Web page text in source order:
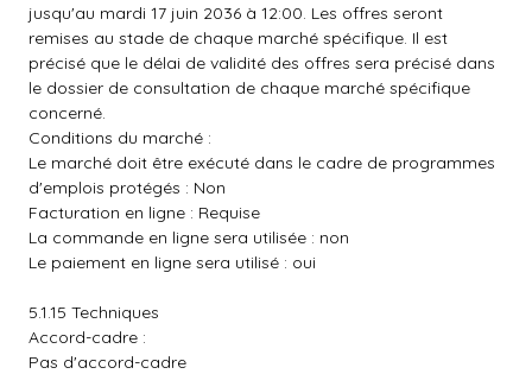
jusqu'au mardi 17 juin 2036 à 12:00. Les offres seront
remises au stade de chaque marché spécifique. Il est
précisé que le délai de validité des offres sera précisé dans
le dossier de consultation de chaque marché spécifique
concerné.
Conditions du marché :
Le marché doit être exécuté dans le cadre de programmes
d'emplois protégés : Non
Facturation en ligne : Requise
La commande en ligne sera utilisée : non
Le paiement en ligne sera utilisé : oui
5.1.15 Techniques
Accord-cadre :
Pas d'accord-cadre